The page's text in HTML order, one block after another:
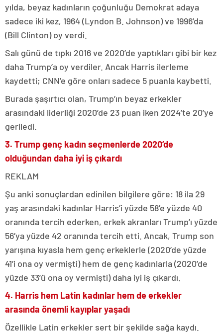
yılda, beyaz kadınların çoğunluğu Demokrat adaya
sadece iki kez, 1964 (Lyndon B. Johnson) ve 1996’da
(Bill Clinton) oy verdi.
Salı günü de tıpkı 2016 ve 2020’de yaptıkları gibi bir kez
daha Trump’a oy verdiler. Ancak Harris ilerleme
kaydetti; CNN’e göre onları sadece 5 puanla kaybetti.
Burada şaşırtıcı olan, Trump’ın beyaz erkekler
arasındaki liderliği 2020’de 23 puan iken 2024’te 20’ye
geriledi.
3. Trump genç kadın seçmenlerde 2020’de
olduğundan daha iyi iş çıkardı
REKLAM
Şu anki sonuçlardan edinilen bilgilere göre: 18 ila 29
yaş arasındaki kadınlar Harris’i yüzde 58’e yüzde 40
oranında tercih ederken, erkek akranları Trump’ı yüzde
56’ya yüzde 42 oranında tercih etti. Ancak, Trump son
yarışına kıyasla hem genç erkeklerle (2020’de yüzde
41’i ona oy vermişti) hem de genç kadınlarla (2020’de
yüzde 33’ü ona oy vermişti) daha iyi iş çıkardı.
4. Harris hem Latin kadınlar hem de erkekler
arasında önemli kayıplar yaşadı
Özellikle Latin erkekler sert bir şekilde sağa kaydı.